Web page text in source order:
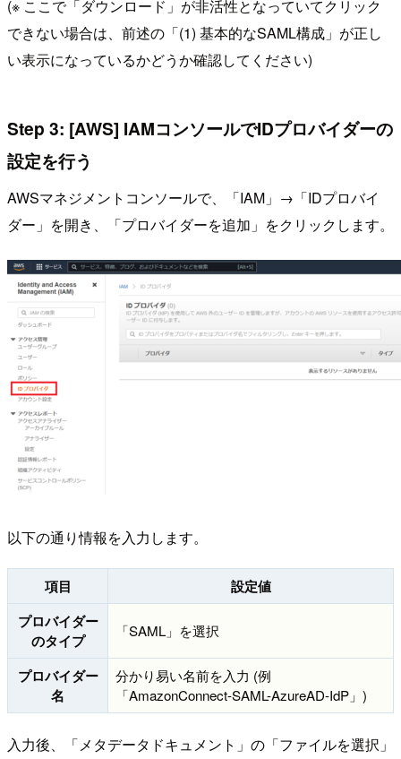
(※ ここで「ダウンロード」が非活性となっていてクリック
できない場合は、前述の「(1) 基本的なSAML構成」が正し
い表示になっているかどうか確認してください)
Step 3: [AWS] IAMコンソールでIDプロバイダーの
設定を行う
AWSマネジメントコンソールで、「IAM」→「IDプロバイ
ダー」を開き、「プロバイダーを追加」をクリックします。
以下の通り情報を入力します。
項目
設定値
プロバイダー
のタイプ
「SAML」を選択
プロバイダー
名
分かり易い名前を入力 (例
「AmazonConnect-SAML-AzureAD-IdP」)
入力後、「メタデータドキュメント」の「ファイルを選択」